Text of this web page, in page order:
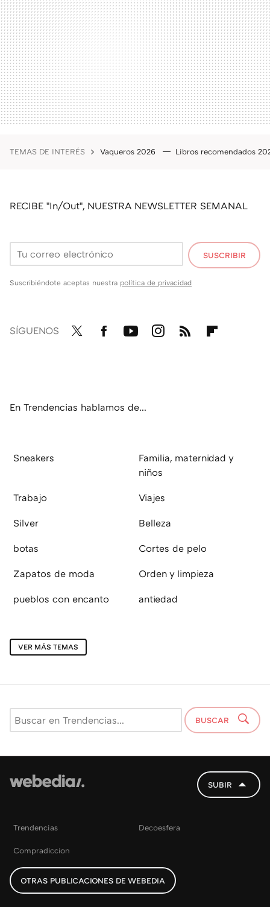
TEMAS DE INTERÉS Vaqueros 2026 Libros recomendados
RECIBE "In/Out", NUESTRA NEWSLETTER SEMANAL
SUSCRIBIR
Suscribiéndote aceptas nuestra política de privacidad
SÍGUENOS
En Trendencias hablamos de...
Sneakers
Familia, maternidad y
niños
Trabajo Viajes
Silver Belleza
botas Cortes de pelo
Zapatos de moda Orden y limpieza
pueblos con encanto antiedad
VER MÁS TEMAS
BUSCAR
SUBIR
Trendencias Decoesfera
Compradiccion
OTRAS PUBLICACIONES DE WEBEDIA